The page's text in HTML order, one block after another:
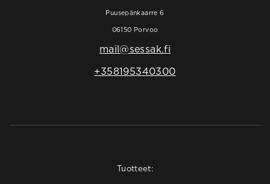
Puusepänkaarre 6
06150 Porvoo
mail@sessak.fi
+358195340300
Tuotteet: